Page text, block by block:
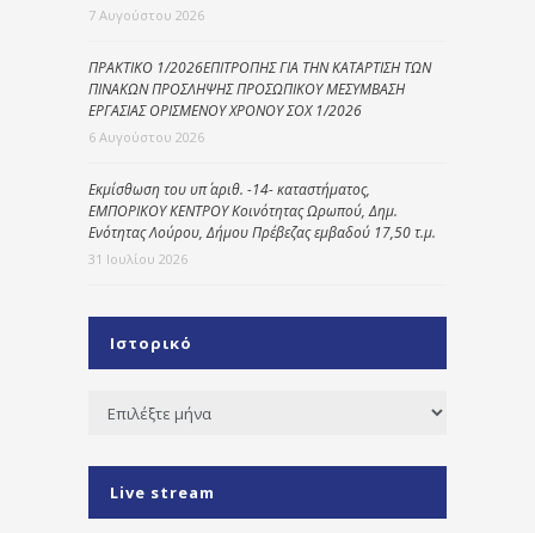
7 Αυγούστου 2026
ΠΡΑΚΤΙΚΟ 1/2026ΕΠΙΤΡΟΠΗΣ ΓΙΑ ΤΗΝ ΚΑΤΑΡΤΙΣΗ ΤΩΝ
ΠΙΝΑΚΩΝ ΠΡΟΣΛΗΨΗΣ ΠΡΟΣΩΠΙΚΟΥ ΜΕΣΥΜΒΑΣΗ
ΕΡΓΑΣΙΑΣ ΟΡΙΣΜΕΝΟΥ ΧΡΟΝΟΥ ΣΟΧ 1/2026
6 Αυγούστου 2026
Εκμίσθωση του υπ΄ αριθ. -14- καταστήματος,
ΕΜΠΟΡΙΚΟΥ ΚΕΝΤΡΟΥ Κοινότητας Ωρωπού, Δημ.
Ενότητας Λούρου, Δήμου Πρέβεζας εμβαδού 17,50 τ.μ.
31 Ιουλίου 2026
Ιστορικό
Ιστορικό
Live stream